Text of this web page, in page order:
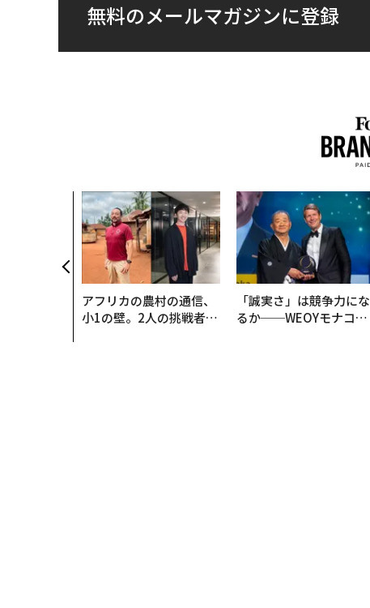
無料のメールマガジンに登録
アフリカの農村の通信、
小1の壁。2人の挑戦者が
「誠実さ」は競争力にな
るか──WEOYモナコで